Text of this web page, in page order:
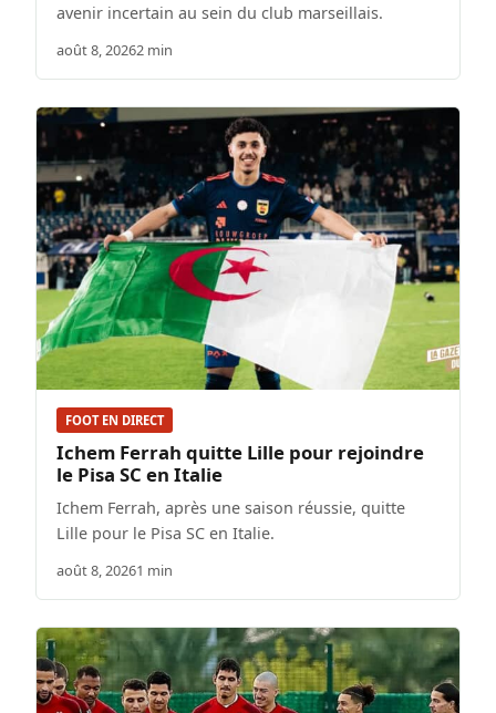
avenir incertain au sein du club marseillais.
août 8, 20262 min
FOOT EN DIRECT
Ichem Ferrah quitte Lille pour rejoindre
le Pisa SC en Italie
Ichem Ferrah, après une saison réussie, quitte
Lille pour le Pisa SC en Italie.
août 8, 20261 min